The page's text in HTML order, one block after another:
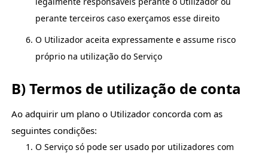
perante terceiros caso exerçamos esse direito
O Utilizador aceita expressamente e assume risco
próprio na utilização do Serviço
B) Termos de utilização de conta
Ao adquirir um plano o Utilizador concorda com as
seguintes condições:
O Serviço só pode ser usado por utilizadores com